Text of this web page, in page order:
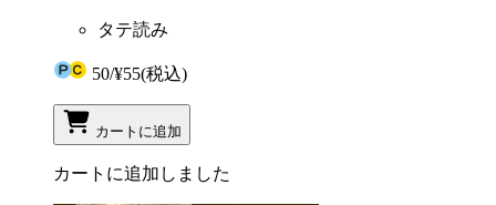
タテ読み
50/¥55(税込)
カートに追加
カートに追加しました